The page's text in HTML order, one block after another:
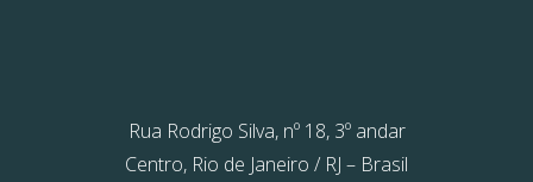
Rua Rodrigo Silva, nº 18, 3º andar
Centro, Rio de Janeiro / RJ – Brasil